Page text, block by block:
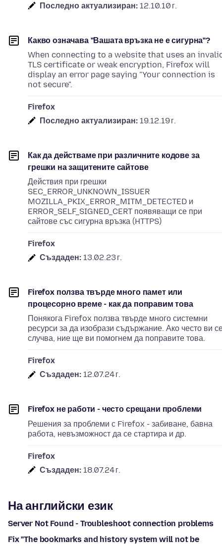
Последно актуализиран: 12.10.10 г.
Какво означава "Вашата връзка не е сигурна"?
When connecting to a website that uses an
TLS certificate or weak encryption, Firefox will
display an error page saying "Your connection is
not secure".
Firefox
Последно актуализиран: 19.12.19 г.
Как да действаме при различните кодове за
грешки на защитените сайтове
Действия при грешки
SEC_ERROR_UNKNOWN_ISSUER
MOZILLA_PKIX_ERROR_MITM_DETECTED и
ERROR_SELF_SIGNED_CERT появяващи се при
сайтове със сигурна връзка (HTTPS)
Firefox
Създаден: 13.02.23 г.
Firefox ползва твърде много памет или
процесорно време - как да поправим това
Понякога Firefox ползва твърде много системни
ресурси за да изобрази съдържание. Ако често ви
случва, ние ще ви помогнем да поправите това.
Firefox
Създаден: 12.07.24 г.
Firefox не работи - често срещани проблеми
Решения за проблеми с Firefox - забиване, бавна
работа, невъзможност да се стартира и др.
Firefox
Създаден: 18.07.24 г.
На английски език
Server Not Found - Troubleshoot connection problems
Fix "The bookmarks and history system will not be